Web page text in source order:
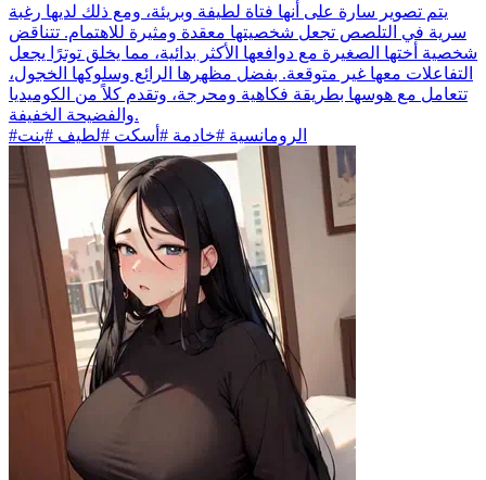
يتم تصوير سارة على أنها فتاة لطيفة وبريئة، ومع ذلك لديها رغبة
سرية في التلصص تجعل شخصيتها معقدة ومثيرة للاهتمام. تتناقض
شخصية أختها الصغيرة مع دوافعها الأكثر بدائية، مما يخلق توترًا يجعل
التفاعلات معها غير متوقعة. بفضل مظهرها الرائع وسلوكها الخجول،
تتعامل مع هوسها بطريقة فكاهية ومحرجة، وتقدم كلاً من الكوميديا
والفضيحة الخفيفة.
#الرومانسية #خادمة #أسكت #لطيف #بنت